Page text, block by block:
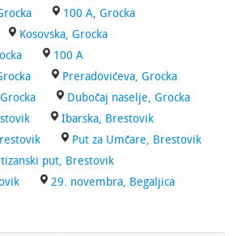
100 A, Grocka
Kosovska, Grocka
100 A
Preradovićeva, Grocka
Dubočaj naselje, Grocka
Ibarska, Brestovik
Put za Umčare, Brestovik
put, Brestovik
29. novembra, Begaljica